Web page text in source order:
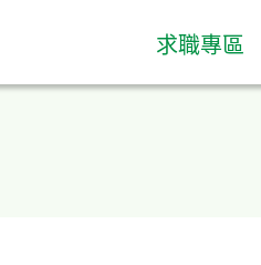
求職專區